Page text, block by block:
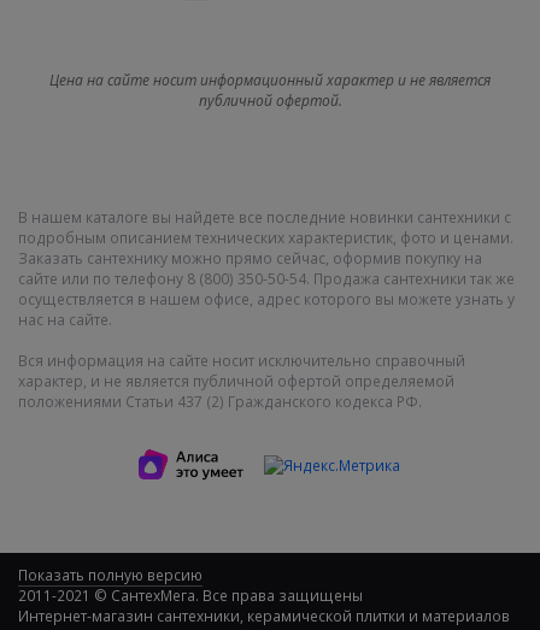
Цена на сайте носит информационный характер и не является
публичной офертой.
В нашем каталоге вы найдете все последние новинки сантехники с
подробным описанием технических характеристик, фото и ценами.
Заказать сантехнику можно прямо сейчас, оформив покупку на
сайте или по телефону 8 (800) 350-50-54. Продажа сантехники так же
осуществляется в нашем офисе, адрес которого вы можете узнать у
нас на сайте.
Вся информация на сайте носит исключительно справочный
характер, и не является публичной офертой определяемой
положениями Статьи 437 (2) Гражданского кодекса РФ.
Показать полную версию
2011-2021 © СантехМега. Все права защищены
Интернет-магазин сантехники, керамической плитки и материалов